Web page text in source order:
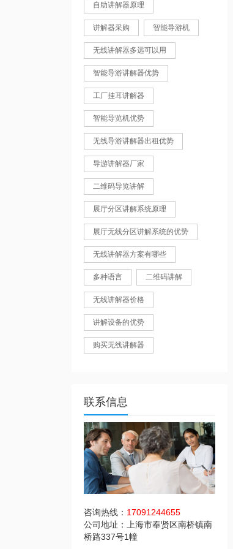
自助讲解器原理
讲解器采购 智能导游机
无线讲解器多远可以用
智能导游讲解器优势
工厂挂耳讲解器
智能导览机优势
无线导游讲解器出租优势
导游讲解器厂家
二维码导览讲解
展厅分区讲解系统原理
展厅无线分区讲解系统的优势
无线讲解器方案有哪些
多种语言 二维码讲解
无线讲解器价格
讲解设备的优势
购买无线讲解器
联系信息
咨询热线： 17091244655
公司地址：上海市奉贤区南桥镇南
桥路337号1幢